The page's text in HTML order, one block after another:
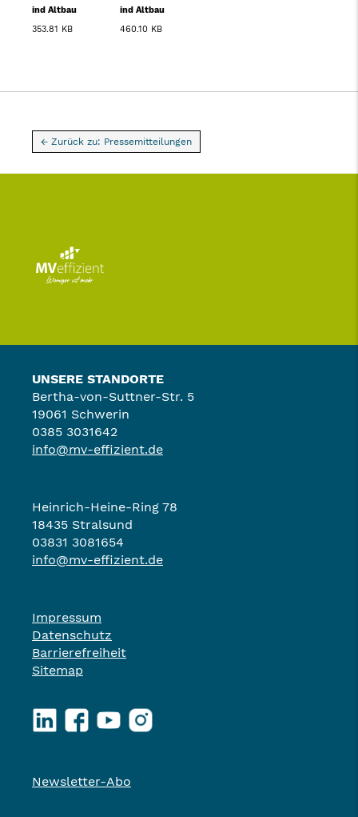
ind Altbau
353.81 KB
ind Altbau
460.10 KB
← Zurück zu: Pressemitteilungen
UNSERE STANDORTE
Bertha-von-Suttner-Str. 5
19061 Schwerin
0385 3031642
info@mv-effizient.de
Heinrich-Heine-Ring 78
18435 Stralsund
03831 3081654
info@mv-effizient.de
Impressum
Datenschutz
Barrierefreiheit
Sitemap
LinkedInFacebookYouTubeInstagram
Newsletter-Abo